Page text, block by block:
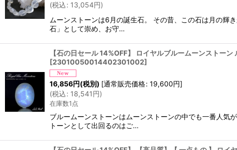
(税込: 13,054円)
ムーンストーンは6月の誕生石。 その昔、この石は月の輝
石」として崇め、お守…
【石の日セール 14%OFF】 ロイヤルブルームーンストー
[23010050014402301002]
16,856円(税別) [通常販売価格: 19,600円]
(税込: 18,541円)
在庫数1点
ブルームーンストーンはムーンストーンの中でも一番人気
トーンとして出回るのはご…